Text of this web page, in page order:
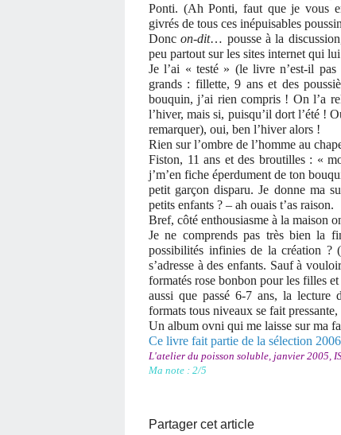
Ponti. (Ah Ponti, faut que je vous
givrés de tous ces inépuisables
Doncon-dit… pousse à la
peu partout sur les sites internet qui
Je l’ai « testé » (le livre n’est-il
grands : fillette, 9 ans et des
bouquin, j’ai rien compris ! On l’a
l’hiver, mais si, puisqu’il dort l’été !
remarquer), oui, ben l’hiver alors !
Rien sur l’ombre de l’homme au
Fiston, 11 ans et des broutilles : «
j’m’en fiche éperdument de ton
petit garçon disparu. Je donne ma
petits enfants ? – ah ouais t’as raison.
Bref, côté enthousiasme à la maison
Je ne comprends pas très bien la
possibilités infinies de la création ?
s’adresse à des enfants. Sauf à
formatés rose bonbon pour les filles
aussi que passé 6-7 ans, la lecture
formats tous niveaux se fait
Un album ovni qui me laisse sur ma
Ce livre fait partie de la sélection
L'atelier du poisson soluble, janvier 2005,
Ma note : 2/5
Partager cet article